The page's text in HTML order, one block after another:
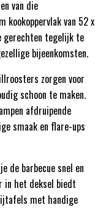
van die
kookoppervlak van 52 x
gerechten tegelijk te
bijeenkomsten.
zorgen voor
schoon te maken.
afdruipende
smaak en flare-ups
de barbecue snel en
in het deksel biedt
met handige